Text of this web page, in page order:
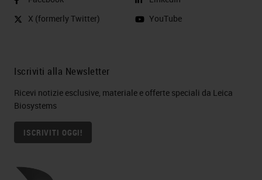
X (formerly Twitter)
YouTube
Iscriviti alla Newsletter
Ricevi notizie esclusive, materiale e offerte speciali da Leica
Biosystems
ISCRIVITI OGGI!